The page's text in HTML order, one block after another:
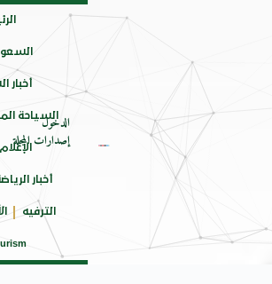
حائزة
علىالدخول
إصدارات المجلة
أخبار
السياحة
أخبار
الترفيه
يجمع الشاعر عبدالواحد بجمهورهً